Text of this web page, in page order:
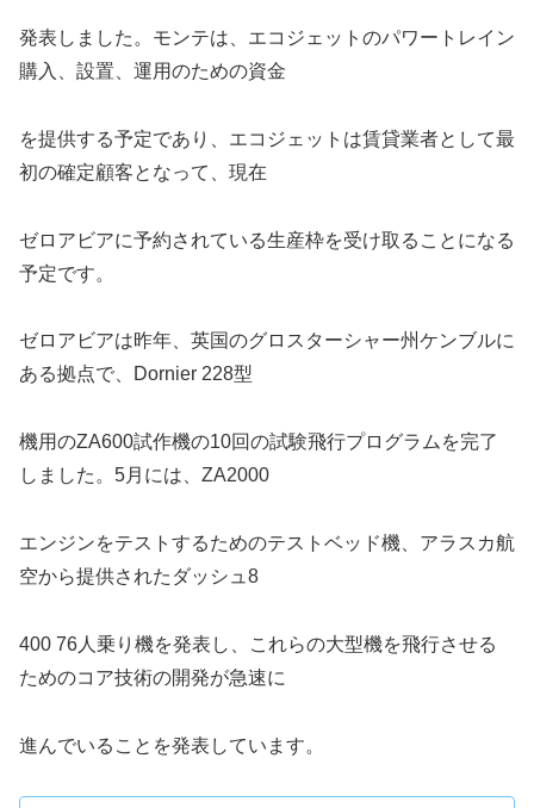
発表しました。モンテは、エコジェットのパワートレイン
購入、設置、運用のための資金
を提供する予定であり、エコジェットは賃貸業者として最
初の確定顧客となって、現在
ゼロアビアに予約されている生産枠を受け取ることになる
予定です。
ゼロアビアは昨年、英国のグロスターシャー州ケンブルに
ある拠点で、Dornier 228型
機用のZA600試作機の10回の試験飛行プログラムを完了
しました。5月には、ZA2000
エンジンをテストするためのテストベッド機、アラスカ航
空から提供されたダッシュ8
400 76人乗り機を発表し、これらの大型機を飛行させる
ためのコア技術の開発が急速に
進んでいることを発表しています。